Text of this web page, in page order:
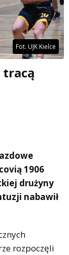
Fot. UJK Kielce
1906
drużyny
nabawił
rozpoczęli